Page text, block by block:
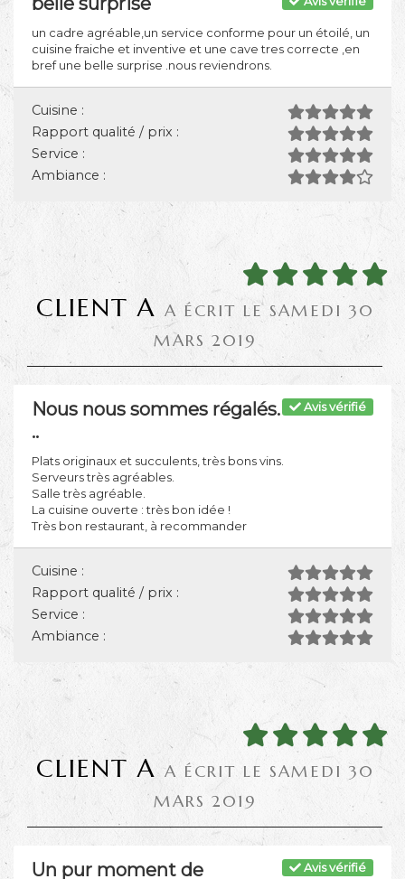
un cadre agréable,un service conforme pour un étoilé, un
cuisine fraiche et inventive et une cave tres correcte ,en
bref une belle surprise .nous reviendrons.
Cuisine :
Rapport qualité / prix :
Service :
Ambiance :
CLIENT A A ÉCRIT LE SAMEDI 30
MARS 2019
Avis vérifié
Nous nous sommes régalés.
..
Plats originaux et succulents, très bons vins.
Serveurs très agréables.
Salle très agréable.
La cuisine ouverte : très bon idée !
Très bon restaurant, à recommander
Cuisine :
Rapport qualité / prix :
Service :
Ambiance :
CLIENT A A ÉCRIT LE SAMEDI 30
MARS 2019
Avis vérifié
Un pur moment de